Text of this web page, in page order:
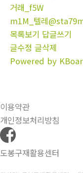
거래_f5W
m1M_텔레
목록보기 답글쓰기
글수정 글삭제
Powered by
이용약관
개인정보처리방침
도봉구재활용센터